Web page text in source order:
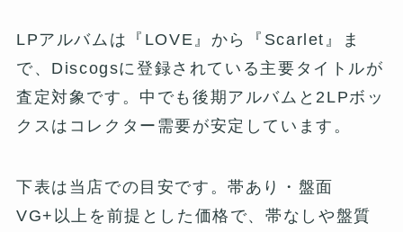
LPアルバムは『LOVE』から『Scarlet』ま
で、Discogsに登録されている主要タイトルが
査定対象です。中でも後期アルバムと2LPボッ
クスはコレクター需要が安定しています。
下表は当店での目安です。帯あり・盤面
VG+以上を前提とした価格で、帯なしや盤質